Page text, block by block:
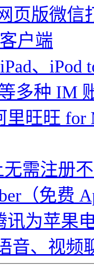
页版微
户端
、
多种 IM
旺旺 for
无需注册
（免费
讯为苹果
音、视频